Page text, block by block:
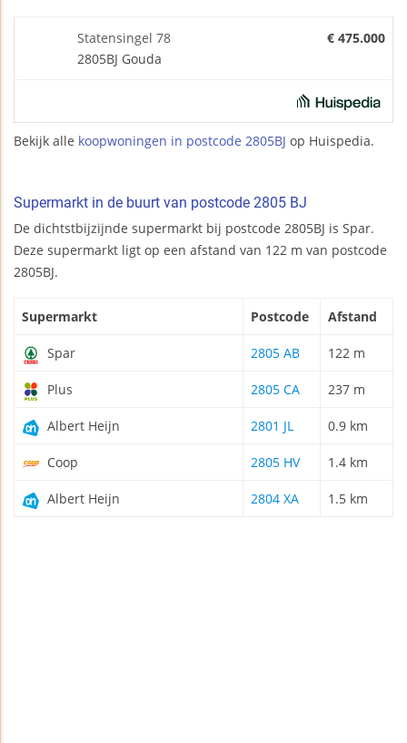
Statensingel 78
2805BJ Gouda
€ 475.000
Bekijk alle koopwoningen in postcode 2805BJ op Huispedia.
Supermarkt in de buurt van postcode 2805 BJ
De dichtstbijzijnde supermarkt bij postcode 2805BJ is Spar.
Deze supermarkt ligt op een afstand van 122 m van postcode
2805BJ.
Supermarkt Postcode Afstand
Spar 2805 AB 122 m
Plus 2805 CA 237 m
Albert Heijn 2801 JL 0.9 km
Coop 2805 HV 1.4 km
Albert Heijn 2804 XA 1.5 km